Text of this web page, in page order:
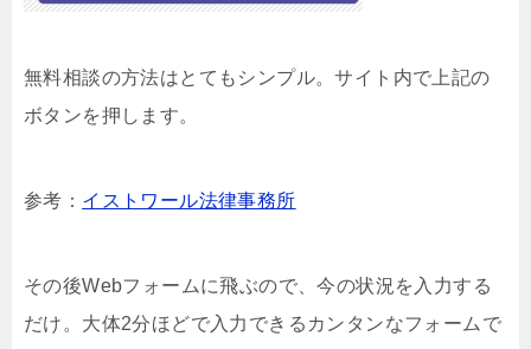
無料相談の方法はとてもシンプル。サイト内で上記の
ボタンを押します。
参考： イストワール法律事務所
その後Webフォームに飛ぶので、今の状況を入力する
だけ。大体2分ほどで入力できるカンタンなフォームで